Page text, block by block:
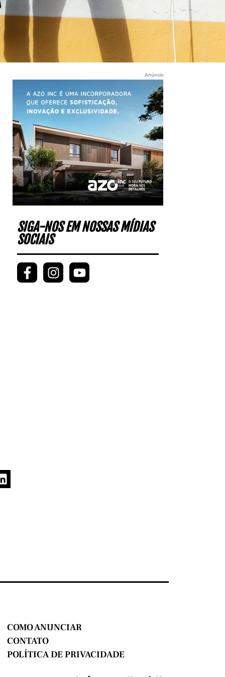
Anúncio
SIGA-NOS EM NOSSAS MÍDIAS
SOCIAIS
COMO ANUNCIAR
CONTATO
POLÍTICA DE PRIVACIDADE